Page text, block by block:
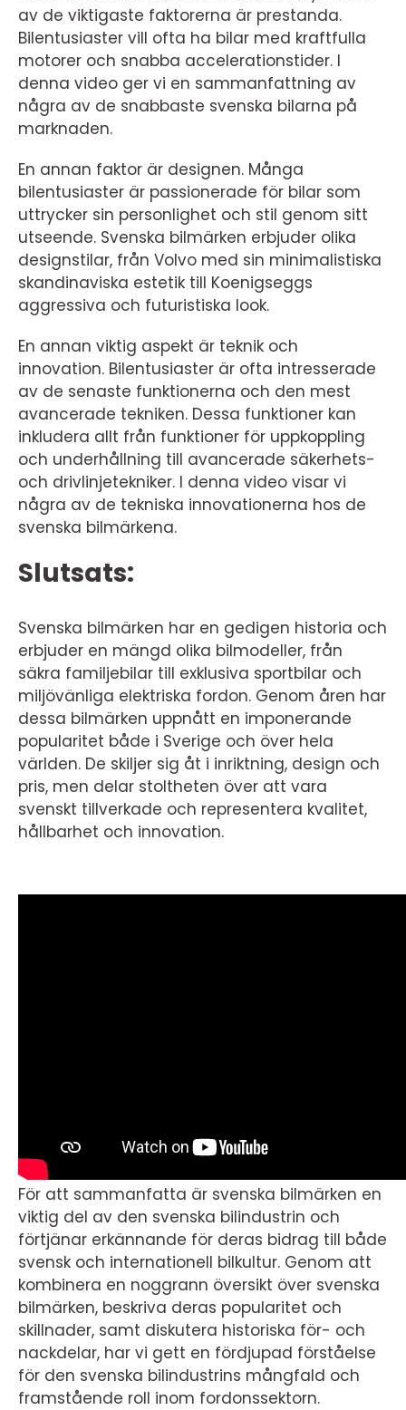
av de viktigaste faktorerna är prestanda.
Bilentusiaster vill ofta ha bilar med kraftfulla
motorer och snabba accelerationstider. I
denna video ger vi en sammanfattning av
några av de snabbaste svenska bilarna på
marknaden.
En annan faktor är designen. Många
bilentusiaster är passionerade för bilar som
uttrycker sin personlighet och stil genom sitt
utseende. Svenska bilmärken erbjuder olika
designstilar, från Volvo med sin minimalistiska
skandinaviska estetik till Koenigseggs
aggressiva och futuristiska look.
En annan viktig aspekt är teknik och
innovation. Bilentusiaster är ofta intresserade
av de senaste funktionerna och den mest
avancerade tekniken. Dessa funktioner kan
inkludera allt från funktioner för uppkoppling
och underhållning till avancerade säkerhets-
och drivlinjetekniker. I denna video visar vi
några av de tekniska innovationerna hos de
svenska bilmärkena.
Slutsats:
Svenska bilmärken har en gedigen historia och
erbjuder en mängd olika bilmodeller, från
säkra familjebilar till exklusiva sportbilar och
miljövänliga elektriska fordon. Genom åren har
dessa bilmärken uppnått en imponerande
popularitet både i Sverige och över hela
världen. De skiljer sig åt i inriktning, design och
pris, men delar stoltheten över att vara
svenskt tillverkade och representera kvalitet,
hållbarhet och innovation.
För att sammanfatta är svenska bilmärken en
viktig del av den svenska bilindustrin och
förtjänar erkännande för deras bidrag till både
svensk och internationell bilkultur. Genom att
kombinera en noggrann översikt över svenska
bilmärken, beskriva deras popularitet och
skillnader, samt diskutera historiska för- och
nackdelar, har vi gett en fördjupad förståelse
för den svenska bilindustrins mångfald och
framstående roll inom fordonssektorn.